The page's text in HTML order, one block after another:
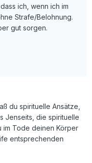
ich, wenn ich im
Strafe/Belohnung.
gut sorgen.
du spirituelle Ansätze,
Jenseits, die spirituelle
im Tode deinen Körper
entsprechenden